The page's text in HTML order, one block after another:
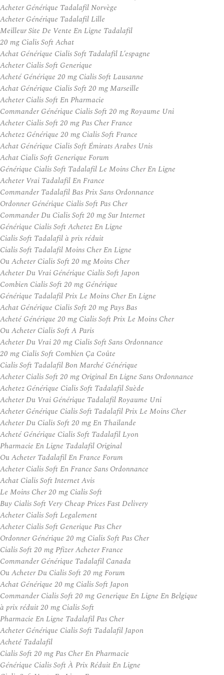
Acheter Générique Tadalafil Norvège
Acheter Générique Tadalafil Lille
Meilleur Site De Vente En Ligne Tadalafil
20 mg Cialis Soft Achat
Achat Générique Cialis Soft Tadalafil L’espagne
Acheter Cialis Soft Generique
Acheté Générique 20 mg Cialis Soft Lausanne
Achat Générique Cialis Soft 20 mg Marseille
Acheter Cialis Soft En Pharmacie
Commander Générique Cialis Soft 20 mg Royaume Uni
Acheter Cialis Soft 20 mg Pas Cher France
Achetez Générique 20 mg Cialis Soft France
Achat Générique Cialis Soft Émirats Arabes Unis
Achat Cialis Soft Generique Forum
Générique Cialis Soft Tadalafil Le Moins Cher En Ligne
Acheter Vrai Tadalafil En France
Commander Tadalafil Bas Prix Sans Ordonnance
Ordonner Générique Cialis Soft Pas Cher
Commander Du Cialis Soft 20 mg Sur Internet
Générique Cialis Soft Achetez En Ligne
Cialis Soft Tadalafil à prix réduit
Cialis Soft Tadalafil Moins Cher En Ligne
Ou Acheter Cialis Soft 20 mg Moins Cher
Acheter Du Vrai Générique Cialis Soft Japon
Combien Cialis Soft 20 mg Générique
Générique Tadalafil Prix Le Moins Cher En Ligne
Achat Générique Cialis Soft 20 mg Pays Bas
Acheté Générique 20 mg Cialis Soft Prix Le Moins Cher
Ou Acheter Cialis Soft A Paris
Acheter Du Vrai 20 mg Cialis Soft Sans Ordonnance
20 mg Cialis Soft Combien Ça Coûte
Cialis Soft Tadalafil Bon Marché Générique
Acheter Cialis Soft 20 mg Original En Ligne Sans Ordonnance
Achetez Générique Cialis Soft Tadalafil Suède
Acheter Du Vrai Générique Tadalafil Royaume Uni
Acheter Générique Cialis Soft Tadalafil Prix Le Moins Cher
Acheter Du Cialis Soft 20 mg En Thailande
Acheté Générique Cialis Soft Tadalafil Lyon
Pharmacie En Ligne Tadalafil Original
Ou Acheter Tadalafil En France Forum
Acheter Cialis Soft En France Sans Ordonnance
Achat Cialis Soft Internet Avis
Le Moins Cher 20 mg Cialis Soft
Buy Cialis Soft Very Cheap Prices Fast Delivery
Acheter Cialis Soft Legalement
Acheter Cialis Soft Generique Pas Cher
Ordonner Générique 20 mg Cialis Soft Pas Cher
Cialis Soft 20 mg Pfizer Acheter France
Commander Générique Tadalafil Canada
Ou Acheter Du Cialis Soft 20 mg Forum
Achat Générique 20 mg Cialis Soft Japon
Commander Cialis Soft 20 mg Generique En Ligne En Belgique
à prix réduit 20 mg Cialis Soft
Pharmacie En Ligne Tadalafil Pas Cher
Acheter Générique Cialis Soft Tadalafil Japon
Acheté Tadalafil
Cialis Soft 20 mg Pas Cher En Pharmacie
Générique Cialis Soft À Prix Réduit En Ligne